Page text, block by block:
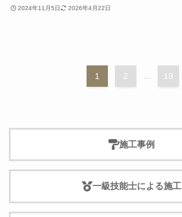
2024年11月5日 2026年4月22日
1 2 19
施工事例
一級技能士による施工